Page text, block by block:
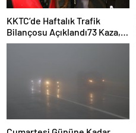
KKTC’de Haftalık Trafik
Bilançosu Açıklandı73 Kaza, 1
Ölü, 21 Yaralı